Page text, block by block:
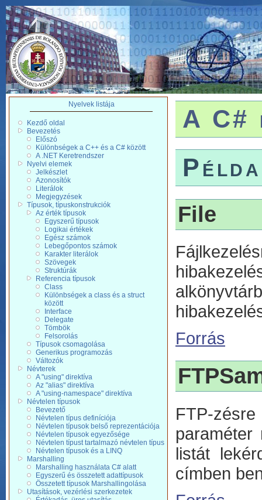
Nyelvek listája
Kezdő oldal
Bevezetés
Előszó
Különbségek a C++ és a C# között
A .NET Keretrendszer
Nyelvi elemek
Jelkészlet
Azonosítók
Literálok
Megjegyzések
Típusok, típuskonstrukciók
Az érték típusok
Egyszerű típusok
Logikai értékek
Egész számok
Lebegőpontos számok
Karakter literálok
Szövegek
Struktúrák
Referencia típusok
Class
Különbségek a class és a struct
között
Interface
Delegate
Tömbök
Felsorolás
Típusok csomagolása
Generikus programozás
Változók
Névterek
A "using" direktíva
Az "alias" direktíva
A "using-namespace" direktíva
Névtelen típusok
Bevezető
Névtelen típus definíciója
Névtelen típusok belső reprezentációja
Névtelen típusok egyezősége
Névtelen típust tartalmazó névtelen típus
Névtelen típusok és a LINQ
Marshalling
Marshalling használata C# alatt
Egyszerű és összetett adattípusok
Összetett típusok Marshallingolása
Utasítások, vezérlési szerkezetek
A C#
File
Forrás
FTP-
paraméter
listát
címben